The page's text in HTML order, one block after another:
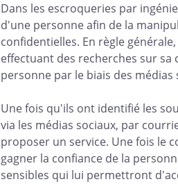
Dans les escroqueries par
d'une personne afin de la
confidentielles. En règle
effectuant des recherches sur
personne par le biais des
Une fois qu'ils ont identifié les
via les médias sociaux, par
proposer un service. Une fois le
gagner la confiance de la
sensibles qui lui permettront